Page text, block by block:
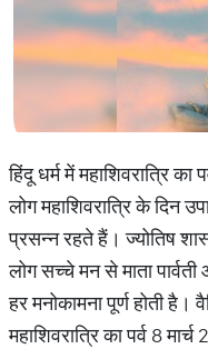
हिंदू धर्म में महाशिवरात्रि
लोग महाशिवरात्रि के दिन
प्रसन्न रहते हैं। ज्योतिष
लोग सच्चे मन से माता
हर मनोकामना पूर्ण होती
महाशिवरात्रि का पर्व 8